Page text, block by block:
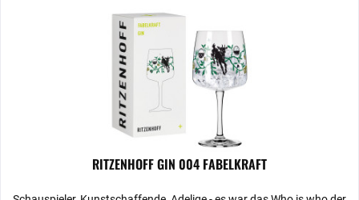
RITZENHOFF GIN 004 FABELKRAFT